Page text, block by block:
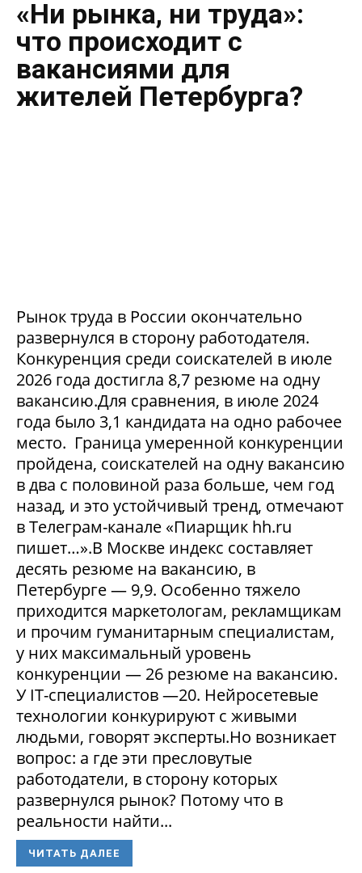
«Ни рынка, ни труда»:
что происходит с
вакансиями для
жителей Петербурга?
Рынок труда в России окончательно
развернулся в сторону работодателя.
Конкуренция среди соискателей в июле
2026 года достигла 8,7 резюме на одну
вакансию.Для сравнения, в июле 2024
года было 3,1 кандидата на одно рабочее
место. Граница умеренной конкуренции
пройдена, соискателей на одну вакансию
в два с половиной раза больше, чем год
назад, и это устойчивый тренд, отмечают
в Телеграм-канале «Пиарщик hh.ru
пишет…».В Москве индекс составляет
десять резюме на вакансию, в
Петербурге — 9,9. Особенно тяжело
приходится маркетологам, рекламщикам
и прочим гуманитарным специалистам,
у них максимальный уровень
конкуренции — 26 резюме на вакансию.
У IT-специалистов —20. Нейросетевые
технологии конкурируют с живыми
людьми, говорят эксперты.Но возникает
вопрос: а где эти пресловутые
работодатели, в сторону которых
развернулся рынок? Потому что в
реальности найти...
ЧИТАТЬ ДАЛЕЕ